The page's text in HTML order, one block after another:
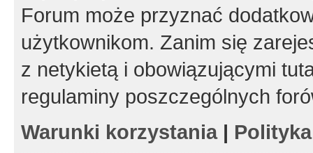
Forum może przyznać
użytkownikom. Zanim się
z netykietą i obowiązującymi
regulaminy poszczególnych
Warunki korzystania|